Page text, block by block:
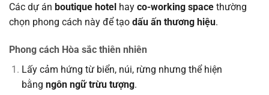
Các dự án boutique hotel hay co-working space thường
chọn phong cách này để tạo dấu ấn thương hiệu.
Phong cách Hòa sắc thiên nhiên
Lấy cảm hứng từ biển, núi, rừng nhưng thể hiện
bằng ngôn ngữ trừu tượng.